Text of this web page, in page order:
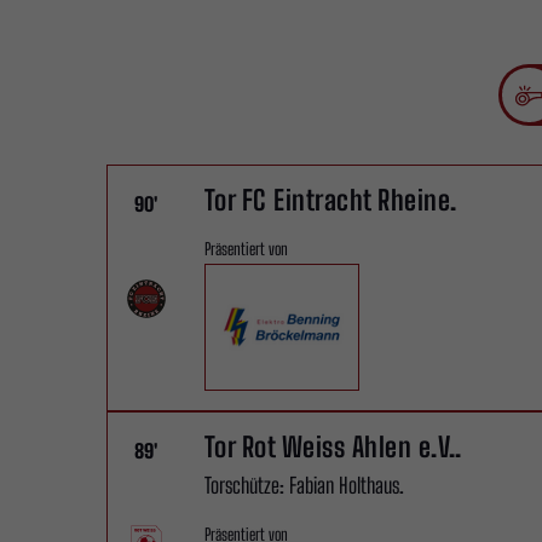
90' Tor FC Eintracht Rheine.
Präsentiert von
89' Tor Rot Weiss Ahlen e.V..
Torschütze: Fabian Holthaus.
Präsentiert von